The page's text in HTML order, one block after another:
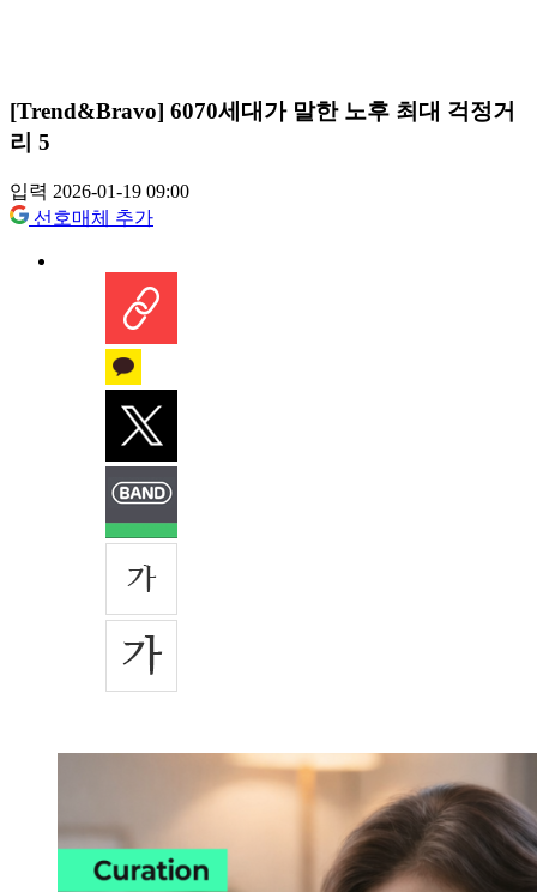
[Trend&Bravo] 6070세대가 말한 노후 최대 걱정거
리 5
입력 2026-01-19 09:00
선호매체 추가